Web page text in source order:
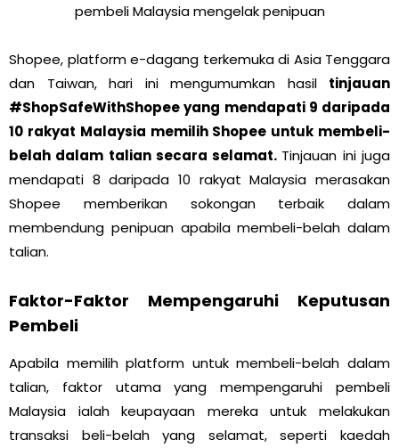
pembeli Malaysia mengelak penipuan
Shopee, platform e-dagang terkemuka di Asia Tenggara
dan Taiwan, hari ini mengumumkan hasil tinjauan
#ShopSafeWithShopee yang mendapati 9 daripada
10 rakyat Malaysia memilih Shopee untuk membeli-
belah dalam talian secara selamat. Tinjauan ini juga
mendapati 8 daripada 10 rakyat Malaysia merasakan
Shopee memberikan sokongan terbaik dalam
membendung penipuan apabila membeli-belah dalam
talian.
Faktor-Faktor Mempengaruhi Keputusan
Pembeli
Apabila memilih platform untuk membeli-belah dalam
talian, faktor utama yang mempengaruhi pembeli
Malaysia ialah keupayaan mereka untuk melakukan
transaksi beli-belah yang selamat, seperti kaedah